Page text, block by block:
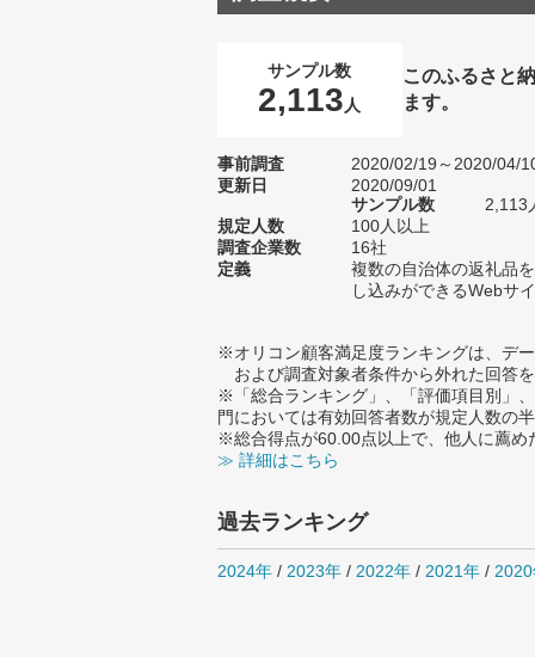
サンプル数
2,113 人
このふるさと
ます。
事前調査
2020/02/19～2020/04/
更新日
2020/09/01
サンプル数
2,113
規定人数
100人以上
調査企業数
16社
定義
複数の自治体の返礼品
し込みができるWebサ
※オリコン顧客満足度ランキングは、デ
および調査対象者条件から外れた回答
※「総合ランキング」、「評価項目別」
門においては有効回答者数が規定人数の
※総合得点が60.00点以上で、他人に薦め
≫ 詳細はこちら
過去ランキング
2024年 / 2023年 / 2022年 / 2021年 /